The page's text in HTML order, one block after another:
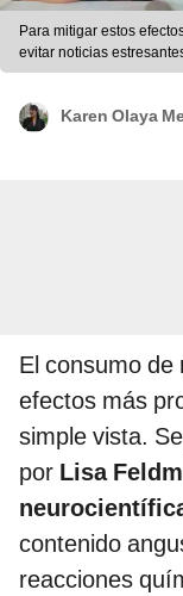
Para mitigar estos
evitar noticias
Karen Olaya
El consumo de
efectos más
simple vista.
por Lisa
contenido
reacciones